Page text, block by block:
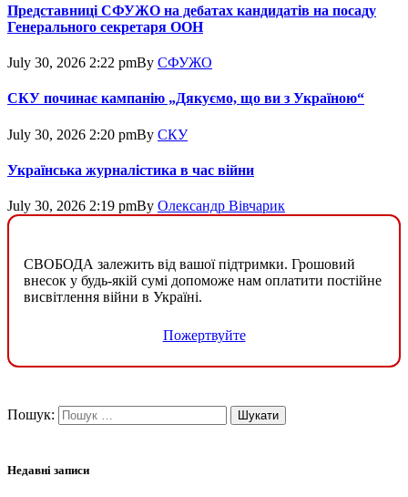
Представниці СФУЖО на дебатах кандидатів на посаду
Генерального секретаря ООН
July 30, 2026 2:22 pmBy СФУЖО
СКУ починає кампанію „Дякуємо, що ви з Україною“
July 30, 2026 2:20 pmBy СКУ
Українська журналістика в час війни
July 30, 2026 2:19 pmBy Олександр Вівчарик
СВОБОДА залежить від вашої підтримки. Грошовий
внесок у будь-якій сумі допоможе нам оплатити постійне
висвітлення війни в Україні.
Пожертвуйте
Пошук:
Недавні записи